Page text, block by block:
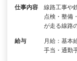
仕事内容
線路工事や
点検・整備
が走る線路
給与
月給：基本
手当・通勤